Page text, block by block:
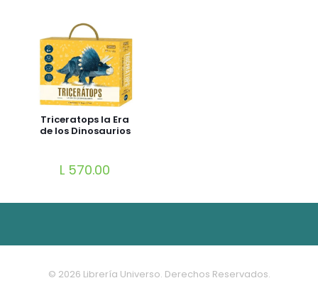
Triceratops la Era
de los Dinosaurios
L 570.00
© 2026 Librería Universo. Derechos Reservados.